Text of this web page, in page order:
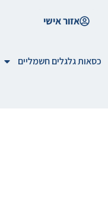
אזור אישי
כסאות גלגלים חשמליים